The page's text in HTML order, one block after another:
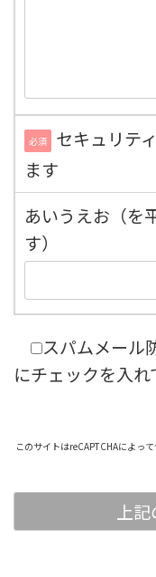
必須
セキュリテ
ます
あいうえお（を
す）
スパムメール
にチェックを入れ
このサイトはreCAPTCHAによっ